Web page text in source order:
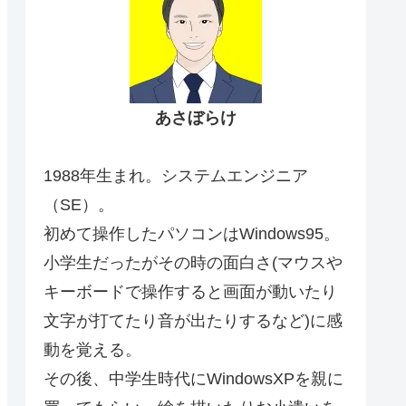
あさぼらけ
1988年生まれ。システムエンジニア
（SE）。
初めて操作したパソコンはWindows95。
小学生だったがその時の面白さ(マウスや
キーボードで操作すると画面が動いたり
文字が打てたり音が出たりするなど)に感
動を覚える。
その後、中学生時代にWindowsXPを親に